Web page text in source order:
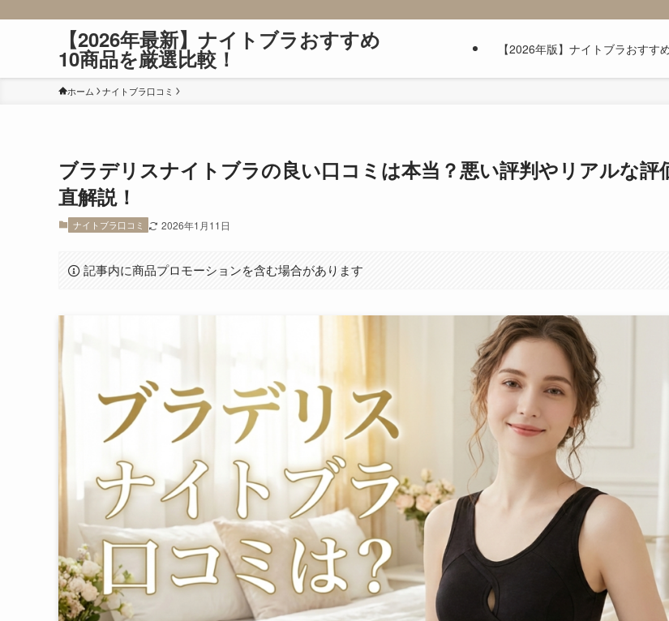
【2026年最新】ナイトブラおすすめ
10商品を厳選比較！ 【2026年版】ナイトブラおす
ホーム ナイトブラ口コミ
ブラデリスナイトブラの良い口コミは本当？悪い評判やリアルな評
直解説！
ナイトブラ口コミ 2026年1月11日
記事内に商品プロモーションを含む場合があります